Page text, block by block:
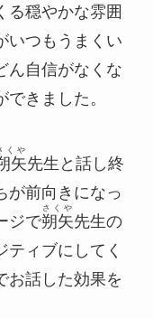
る穏やかな雰囲
いつもうまくい
ん自信がなくな
きました。
矢
くや
先生と話し終
が前向きになっ
ジで朔矢
さくや
先生の
ティブにしてく
お話した効果を